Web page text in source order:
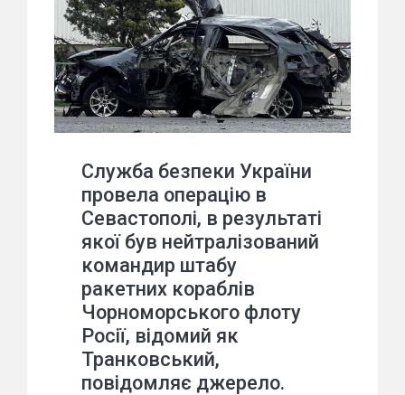
Служба безпеки України
провела операцію в
Севастополі, в результаті
якої був нейтралізований
командир штабу
ракетних кораблів
Чорноморського флоту
Росії, відомий як
Транковський,
повідомляє джерело.